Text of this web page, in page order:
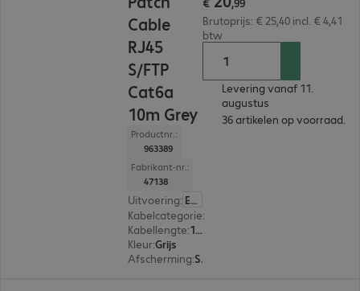
Cable
RJ45
S/FTP
Cat6a
10m Grey
Productnr.:
963389
Fabrikant-nr.:
47138
Uitvoering: Europa
Kabelcategorie:
Kabellengte: 10 m
Kleur:Grijs
Afscherming: S/FTP (PIMF)
Brutoprijs: € 25,40 incl. € 4,41
btw
Levering vanaf 11.
augustus
36 artikelen op voorraad.